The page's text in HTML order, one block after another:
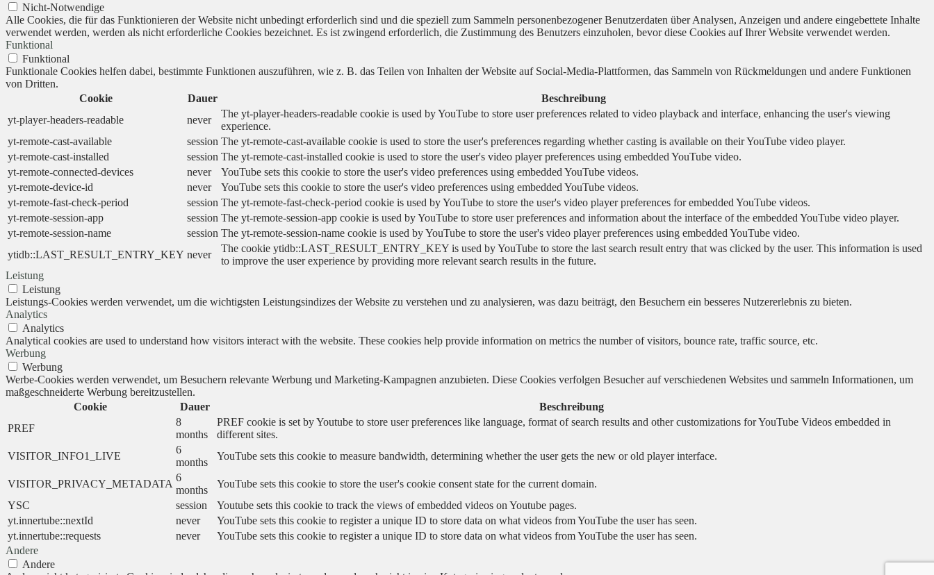
Nicht-Notwendige
Alle Cookies, die für das Funktionieren der Website nicht unbedingt erforderlich sind und die speziell zum Sammeln personenbezogener Benutzerdaten über Analysen, Anzeigen und andere eingebettete Inhalte
verwendet werden, werden als nicht erforderliche Cookies bezeichnet. Es ist zwingend erforderlich, die Zustimmung des Benutzers einzuholen, bevor diese Cookies auf Ihrer Website verwendet werden.
Funktional
Funktional
Funktionale Cookies helfen dabei, bestimmte Funktionen auszuführen, wie z. B. das Teilen von Inhalten der Website auf Social-Media-Plattformen, das Sammeln von Rückmeldungen und andere Funktionen
von Dritten.
Cookie
Dauer
Beschreibung
yt-player-headers-readable
never
The yt-player-headers-readable cookie is used by YouTube to store user preferences related to video playback and interface, enhancing the user's viewing
experience.
yt-remote-cast-available
session The yt-remote-cast-available cookie is used to store the user's preferences regarding whether casting is available on their YouTube video player.
yt-remote-cast-installed
session The yt-remote-cast-installed cookie is used to store the user's video player preferences using embedded YouTube video.
yt-remote-connected-devices
never
YouTube sets this cookie to store the user's video preferences using embedded YouTube videos.
yt-remote-device-id
never
YouTube sets this cookie to store the user's video preferences using embedded YouTube videos.
yt-remote-fast-check-period
session The yt-remote-fast-check-period cookie is used by YouTube to store the user's video player preferences for embedded YouTube videos.
yt-remote-session-app
session The yt-remote-session-app cookie is used by YouTube to store user preferences and information about the interface of the embedded YouTube video player.
yt-remote-session-name
session The yt-remote-session-name cookie is used by YouTube to store the user's video player preferences using embedded YouTube video.
ytidb::LAST_RESULT_ENTRY_KEY never
The cookie ytidb::LAST_RESULT_ENTRY_KEY is used by YouTube to store the last search result entry that was clicked by the user. This information is used
to improve the user experience by providing more relevant search results in the future.
Leistung
Leistung
Leistungs-Cookies werden verwendet, um die wichtigsten Leistungsindizes der Website zu verstehen und zu analysieren, was dazu beiträgt, den Besuchern ein besseres Nutzererlebnis zu bieten.
Analytics
Analytics
Analytical cookies are used to understand how visitors interact with the website. These cookies help provide information on metrics the number of visitors, bounce rate, traffic source, etc.
Werbung
Werbung
Werbe-Cookies werden verwendet, um Besuchern relevante Werbung und Marketing-Kampagnen anzubieten. Diese Cookies verfolgen Besucher auf verschiedenen Websites und sammeln Informationen, um
maßgeschneiderte Werbung bereitzustellen.
Cookie
Dauer
Beschreibung
PREF
8
months
PREF cookie is set by Youtube to store user preferences like language, format of search results and other customizations for YouTube Videos embedded in
different sites.
VISITOR_INFO1_LIVE
6
months
YouTube sets this cookie to measure bandwidth, determining whether the user gets the new or old player interface.
VISITOR_PRIVACY_METADATA
6
months
YouTube sets this cookie to store the user's cookie consent state for the current domain.
YSC
session
Youtube sets this cookie to track the views of embedded videos on Youtube pages.
yt.innertube::nextId
never
YouTube sets this cookie to register a unique ID to store data on what videos from YouTube the user has seen.
yt.innertube::requests
never
YouTube sets this cookie to register a unique ID to store data on what videos from YouTube the user has seen.
Andere
Andere